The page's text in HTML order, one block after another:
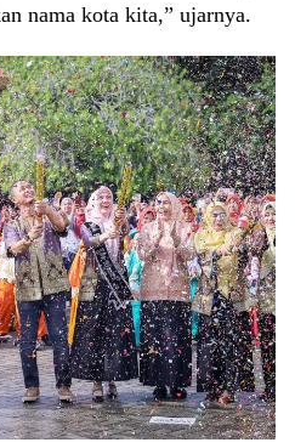
nama kota kita,” ujarnya.